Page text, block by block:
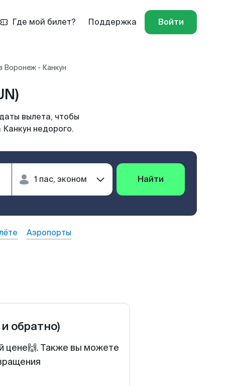
Где мой билет? Поддержка Войти
Воронеж - Канкун
вылета, чтобы
недорого.
Найти
Аэропорты
обратно)
цене🙌. Также вы можете